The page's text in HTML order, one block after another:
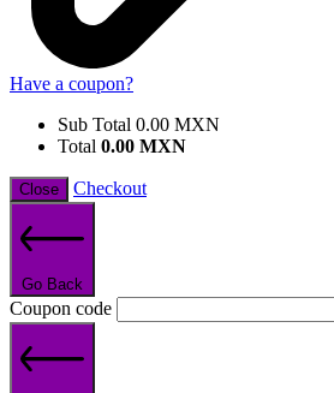
Have a coupon?
Sub Total 0.00 MXN
Total 0.00 MXN
Close Checkout
Go Back
Coupon code